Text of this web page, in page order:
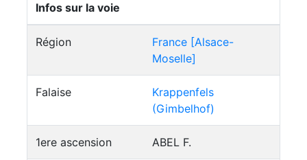
Infos sur la voie
Région
France [Alsace-
Moselle]
Falaise
Krappenfels
(Gimbelhof)
1ere ascension ABEL F.